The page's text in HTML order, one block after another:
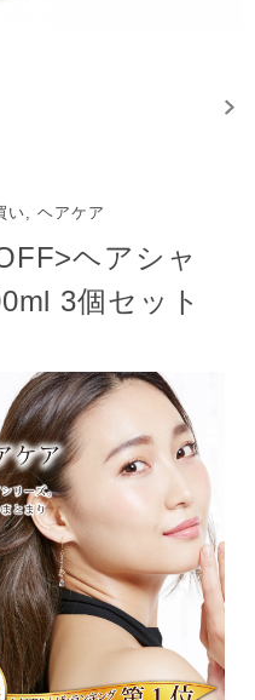
い, ヘアケア
ヘアシャ
3個セット